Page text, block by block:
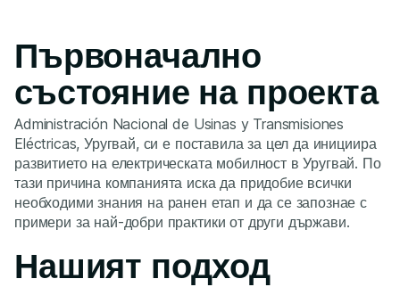
Първоначално
състояние на проекта
Administración Nacional de Usinas y Transmisiones
Eléctricas, Уругвай, си е поставила за цел да инициира
развитието на електрическата мобилност в Уругвай. По
тази причина компанията иска да придобие всички
необходими знания на ранен етап и да се запознае с
примери за най-добри практики от други държави.
Нашият подход